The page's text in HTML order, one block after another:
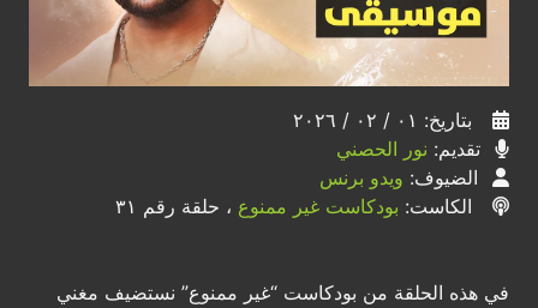
بتاريخ: ٠١ / ٠٢ / ٢٠٢٦
تقديم: نور الحصني
الضيوف: ويدو برنس
الكاست: بودكاست غير ممنوع ، حلقة رقم ٣١
في هذه الحلقة من بودكاست “غير ممنوع” نستضيف مغني